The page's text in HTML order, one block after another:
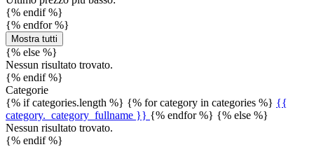
{% endif %}
{% endfor %}
Mostra tutti
{% else %}
Nessun risultato trovato.
{% endif %}
Categorie
{% if categories.length %} {% for category in categories %} {{
category._category_fullname }} {% endfor %} {% else %}
Nessun risultato trovato.
{% endif %}